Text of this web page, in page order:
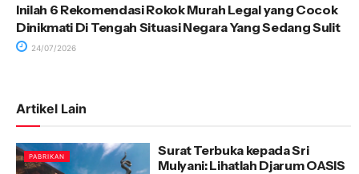
Inilah 6 Rekomendasi Rokok Murah Legal yang Cocok
Dinikmati Di Tengah Situasi Negara Yang Sedang Sulit
24/07/2026
Artikel Lain
PABRIKAN
Surat Terbuka kepada Sri
Mulyani: Lihatlah Djarum OASIS